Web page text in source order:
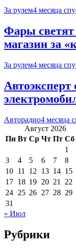
За рулем4 месяца
Фары светят
магазин за
За рулем4 месяца
Авторадио4 месяца
Август 2026
Пн Вт Ср Чт Пт Сб
1
3
4 5 6 7 8
10 11 12 13 14 15
17 18 19 20 21 22
24 25 26 27 28 29
31
« Июл
Рубрики